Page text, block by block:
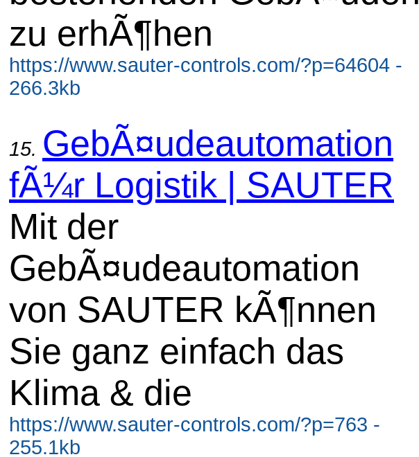
zu erhÃ¶hen
https://www.sauter-controls.com/?p=64604 -
266.3kb
15. GebÃ¤udeautomation
fÃ¼r Logistik | SAUTER
Mit der
GebÃ¤udeautomation
von SAUTER kÃ¶nnen
Sie ganz einfach das
Klima & die
https://www.sauter-controls.com/?p=763 -
255.1kb